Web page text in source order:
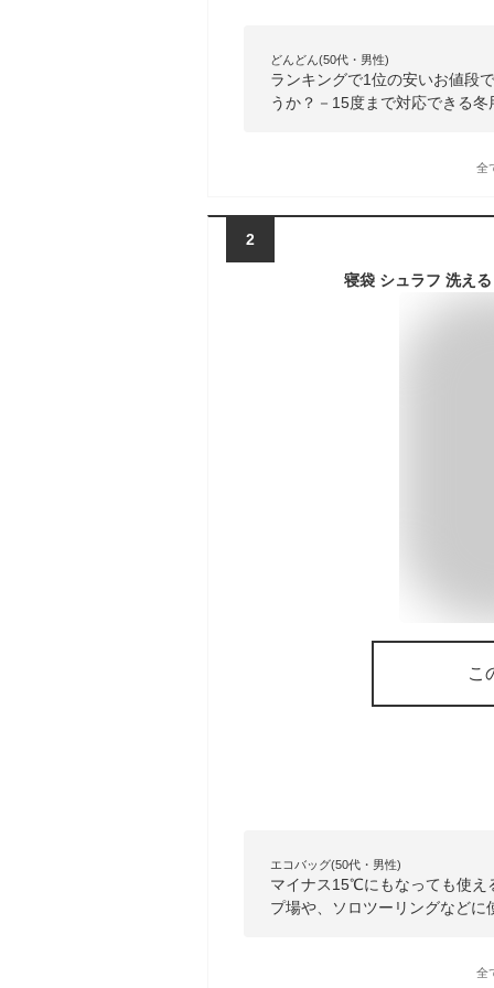
どんどん(50代・男性)
ランキングで1位の安いお値段
うか？－15度まで対応できる
全
2
こ
エコバッグ(50代・男性)
マイナス15℃にもなっても使え
プ場や、ソロツーリングなどに
全